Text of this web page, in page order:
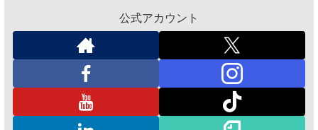
公式アカウント